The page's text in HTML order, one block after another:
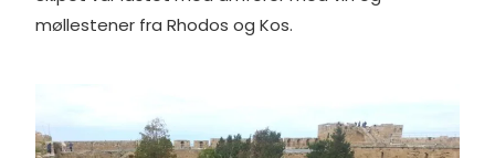
møllestener fra Rhodos og Kos.